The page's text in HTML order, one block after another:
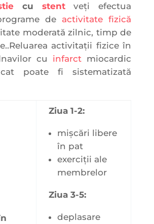
cu stent
veți efectua
de activitate fizică
moderată zilnic, timp de
activitații fizice în
cu infarct miocardic
poate fi sistematizată
Ziua 1-2:
mișcări libere
în pat
exerciții ale
membrelor
Ziua 3-5:
deplasare